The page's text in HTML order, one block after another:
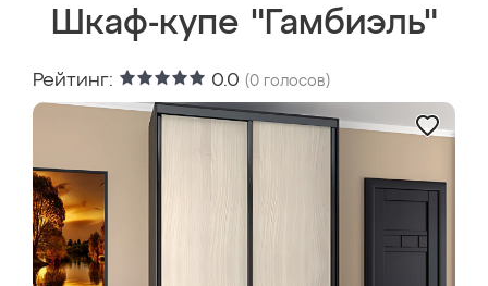
Шкаф-купе "Гамбиэль"
Рейтинг: 0.0 (0 голосов)